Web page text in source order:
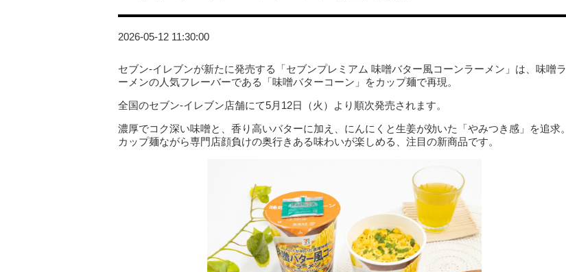
2026-05-12 11:30:00
セブン‐イレブンが新たに発売する「セブンプレミアム 味噌バター風コーンラーメン」は、味噌ラ
ーメンの人気フレーバーである「味噌バターコーン」をカップ麺で再現。
全国のセブン‐イレブン店舗にて5月12日（火）より順次発売されます。
濃厚でコク深い味噌と、香り高いバターに加え、にんにくと生姜が効いた「やみつき感」を追求。
カップ麺ながら専門店顔負けの奥行きある味わいが楽しめる、注目の新商品です。